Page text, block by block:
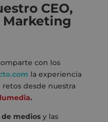
CEO,
Marketing
con los
la experiencia
desde nuestra
.
mediosy las